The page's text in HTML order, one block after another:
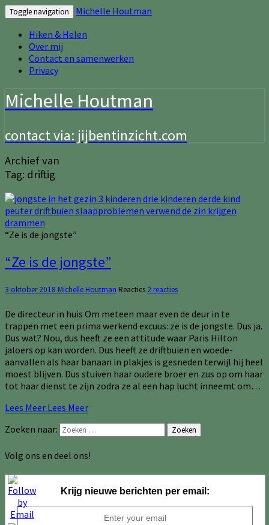
Toggle navigation
Michelle Houtman
Hiken & Helen
Over mij
Contact en samenwerken
Privacy
Michelle Houtman
contact via: jijbentinzicht.com
Archief van
Tag: driftig
“Ze is de jongste”
“Ze is de jongste”
3 oktober 2018 Michelle Houtman Reacties 2 reacties
De directeur in huis Om meteen maar even de deur in te
trappen met een prima werkend excuus: ze is de jongste. Dus ja.
Dus wat? Nou, dus heeft ze een attitude waar Paris Hilton
jaloers op kan worden. Dus heeft ze driftbuien en woede-
aanvallen als haar banaan in plakjes is gesneden terwijl hij heel
moest blijven. Dus stuiven haar oudere broer en zus op om haar
tot haar dienst te zijn zodra ze al een hap lucht inneemt om…
Lees Meer Lees Meer
Zoeken naar:
Zoeken
Volg ons en deel ons!
Krijg nieuwe berichten per email: